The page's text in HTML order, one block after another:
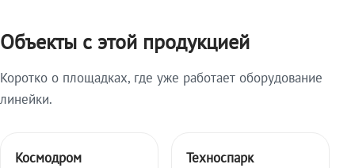
Объекты с этой продукцией
Коротко о площадках, где уже работает оборудование
линейки.
Космодром
Техноспарк